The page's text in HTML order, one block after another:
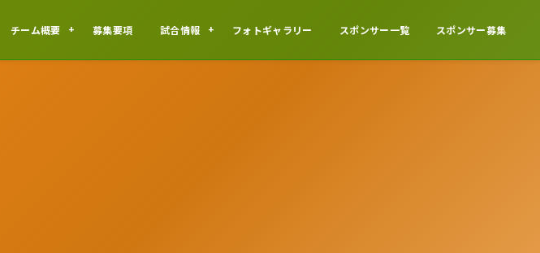
チーム概要 募集要項 試合情報 フォトギャラリー スポンサー一覧 スポンサー募集